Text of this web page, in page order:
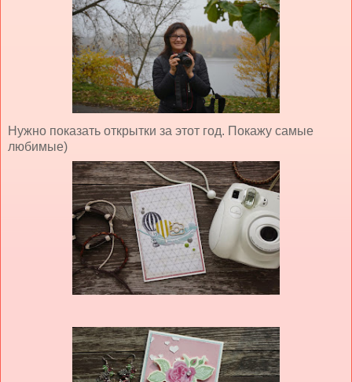
Нужно показать открытки за этот год. Покажу самые
любимые)